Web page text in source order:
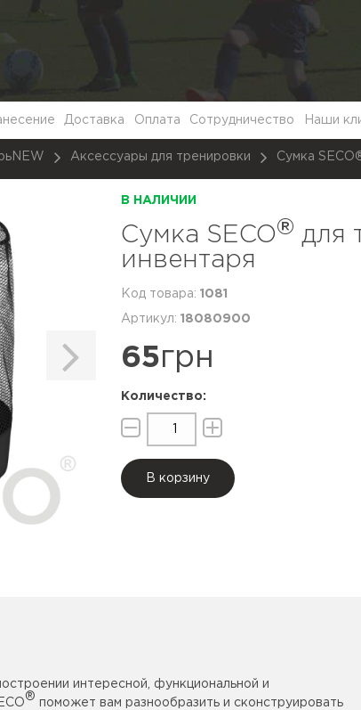
Доставка Оплата Сотрудничество Наши
Аксессуары для тренировки Сумка
В НАЛИЧИИ
Сумка SECO® для
инвентаря
1081
18080900
65грн
В корзину
интересной, функциональной и
®
поможет вам разнообразить и сконструировать